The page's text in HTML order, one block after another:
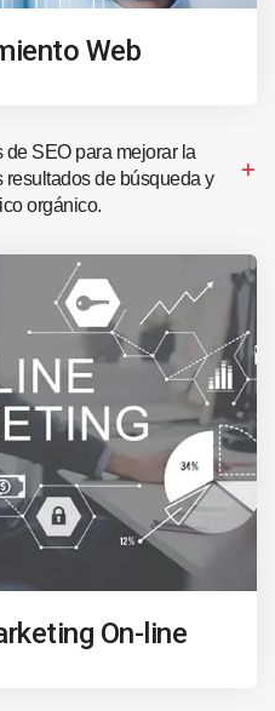
Web
de SEO para mejorar la
resultados de búsqueda y
orgánico.
On-line